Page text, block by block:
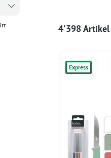
4'398 Artikel
Express